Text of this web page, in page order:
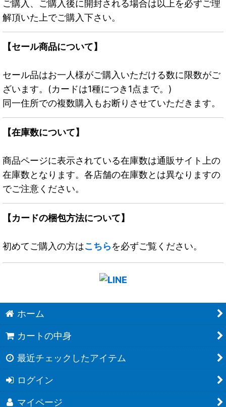
ご購入、ご購入後に開封される場合は以上を必ずご理
解頂いた上でご購入下さい。
【セール商品について】
セール品はお一人様がご購入いただける数に限数がご
ざいます。(カードは1種につき1点まで。)
同一住所での複数購入もお断りさせていただきます。
【在庫数について】
商品ページに表示されている在庫数は通販サイト上の
在庫数となります。各店舗の在庫数とは異なりますの
でご注意ください。
【カードの梱包方法について】
初めてご購入の方はこちらを必ずご覧ください。
ホーム
カートの中身
最近チェックしたアイテム
ログイン
マイページ